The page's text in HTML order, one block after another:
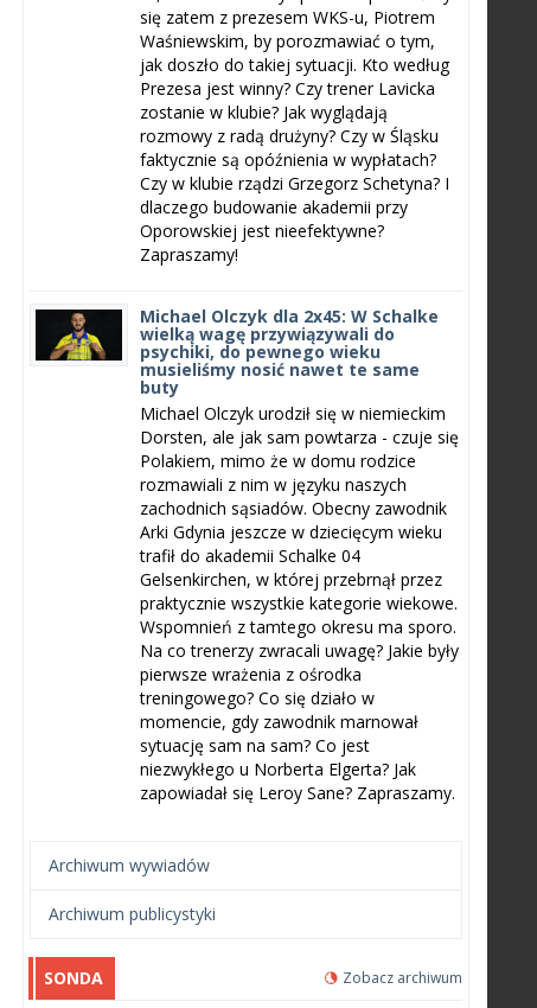
się zatem z prezesem WKS-u, Piotrem
Waśniewskim, by porozmawiać o tym,
jak doszło do takiej sytuacji. Kto według
Prezesa jest winny? Czy trener Lavicka
zostanie w klubie? Jak wyglądają
rozmowy z radą drużyny? Czy w Śląsku
faktycznie są opóźnienia w wypłatach?
Czy w klubie rządzi Grzegorz Schetyna? I
dlaczego budowanie akademii przy
Oporowskiej jest nieefektywne?
Zapraszamy!
Michael Olczyk dla 2x45: W Schalke
wielką wagę przywiązywali do
psychiki, do pewnego wieku
musieliśmy nosić nawet te same
buty
Michael Olczyk urodził się w niemieckim
Dorsten, ale jak sam powtarza - czuje się
Polakiem, mimo że w domu rodzice
rozmawiali z nim w języku naszych
zachodnich sąsiadów. Obecny zawodnik
Arki Gdynia jeszcze w dziecięcym wieku
trafił do akademii Schalke 04
Gelsenkirchen, w której przebrnął przez
praktycznie wszystkie kategorie wiekowe.
Wspomnień z tamtego okresu ma sporo.
Na co trenerzy zwracali uwagę? Jakie były
pierwsze wrażenia z ośrodka
treningowego? Co się działo w
momencie, gdy zawodnik marnował
sytuację sam na sam? Co jest
niezwykłego u Norberta Elgerta? Jak
zapowiadał się Leroy Sane? Zapraszamy.
Archiwum wywiadów
Archiwum publicystyki
SONDA Zobacz archiwum